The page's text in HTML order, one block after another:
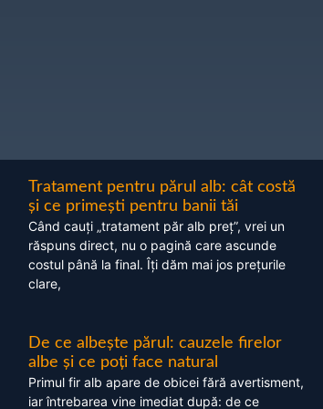
Tratament pentru părul alb: cât costă
și ce primești pentru banii tăi
Când cauți „tratament păr alb preț”, vrei un
răspuns direct, nu o pagină care ascunde
costul până la final. Îți dăm mai jos prețurile
clare,
De ce albește părul: cauzele firelor
albe și ce poți face natural
Primul fir alb apare de obicei fără avertisment,
iar întrebarea vine imediat după: de ce